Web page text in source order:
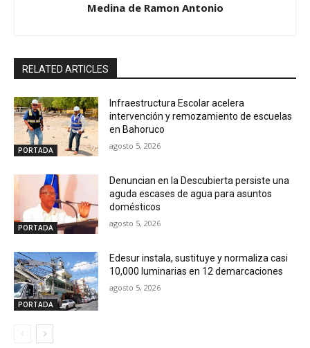
Medina de Ramon Antonio
RELATED ARTICLES
PORTADA
Infraestructura Escolar acelera
intervención y remozamiento de escuelas
en Bahoruco
agosto 5, 2026
PORTADA
Denuncian en la Descubierta persiste una
aguda escases de agua para asuntos
domésticos
agosto 5, 2026
PORTADA
Edesur instala, sustituye y normaliza casi
10,000 luminarias en 12 demarcaciones
agosto 5, 2026